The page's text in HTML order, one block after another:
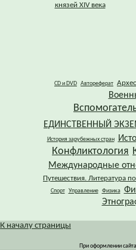
князей XIV века
CD и DVD Автореферат
ЕДИНСТВЕННЫЙ
История зарубежных стран
Конфликтология
Международные
Путешествия. Литература
Спорт Управление Физика
К началу страницы
При оформлении